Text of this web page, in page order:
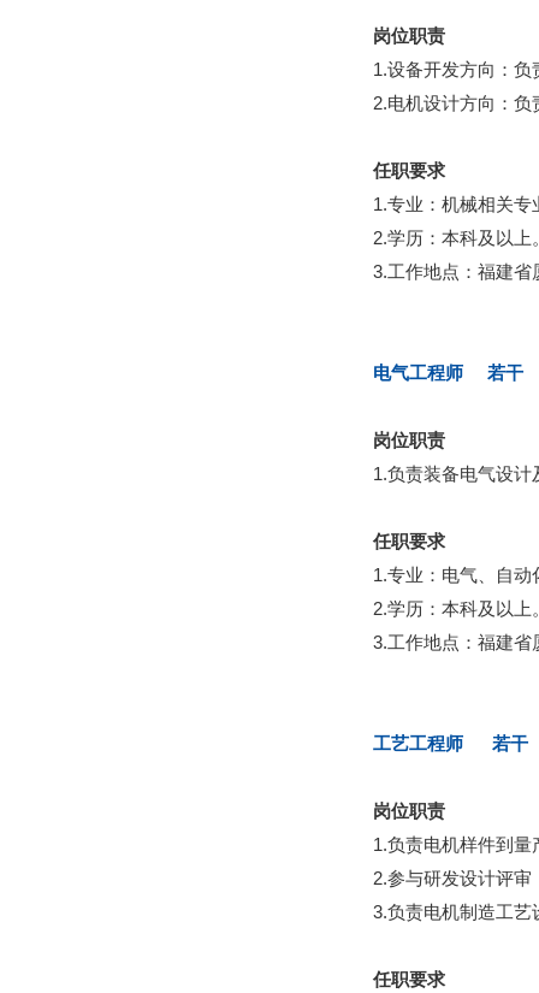
岗位职责
1.设备开发方向：
2.电机设计方向：
任职要求
1.专业：机械相关专
2.学历：本科及以上
3.工作地点：福建省
电气工程师 若干
岗位职责
1.负责装备电气设计
任职要求
1.专业：电气、自动
2.学历：本科及以上
3.工作地点：福建省
工艺工程师 若干
岗位职责
1.负责电机样件到
2.参与研发设计评
3.负责电机制造工艺
任职要求